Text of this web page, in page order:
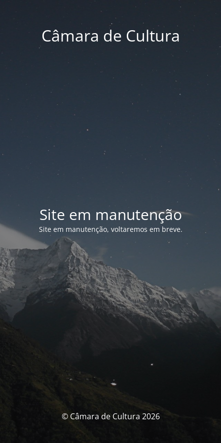
Câmara de Cultura
Site em manutenção
Site em manutenção, voltaremos em breve.
© Câmara de Cultura 2026